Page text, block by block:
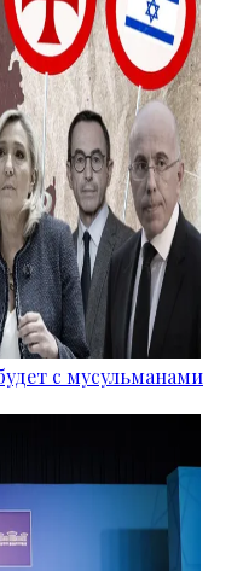
с мусульманами